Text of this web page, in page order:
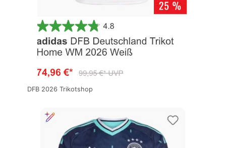
DFB 2026 Trikotshop